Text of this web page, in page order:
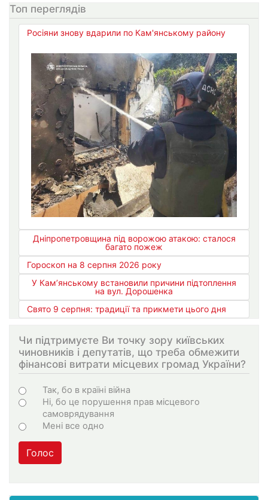
Топ переглядів
Росіяни знову вдарили по Кам'янському району
Дніпропетровщина під ворожою атакою: сталося
багато пожеж
Гороскоп на 8 серпня 2026 року
У Кам’янському встановили причини підтоплення
на вул. Дорошенка
Свято 9 серпня: традиції та прикмети цього дня
Чи підтримуєте Ви точку зору київських
чиновників і депутатів, що треба обмежити
фінансові витрати місцевих громад України?
Варіанти
Так, бо в країні війна
Ні, бо це порушення прав місцевого
самоврядування
Мені все одно
Голос